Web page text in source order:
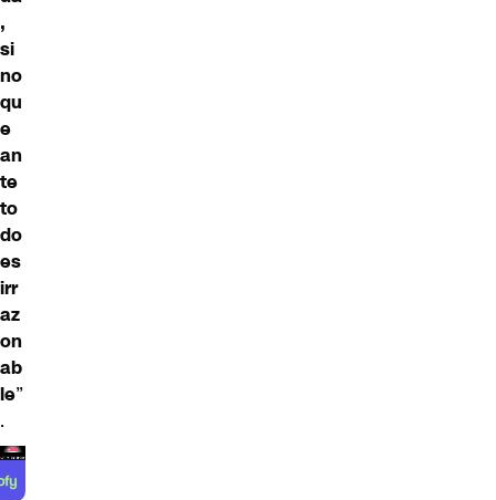
,
si
no
qu
e
an
te
to
do
es
irr
az
on
ab
le”
.